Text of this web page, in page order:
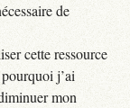
de
cette ressource
j’ai
mon